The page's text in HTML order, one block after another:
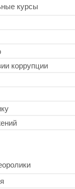
курсы
коррупции